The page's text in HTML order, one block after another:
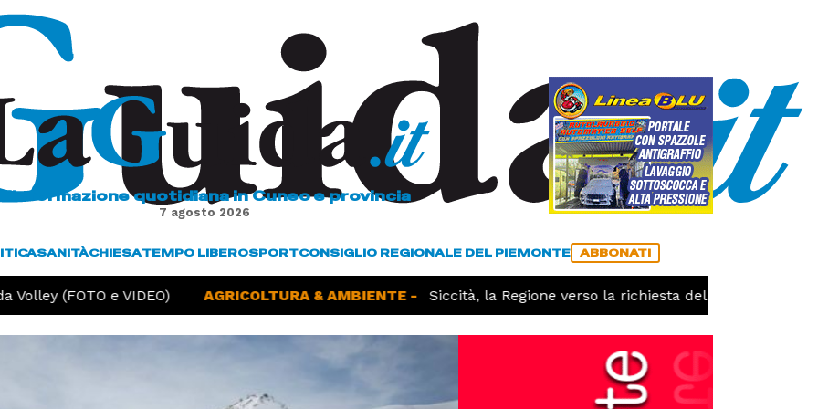
L'informazione quotidiana in Cuneo e provincia
7 agosto 2026
SANITÀCHIESATEMPO LIBEROSPORTCONSIGLIO REGIONALE DEL PIEMONTE ABBONATI
(FOTO e VIDEO) AGRICOLTURA & AMBIENTE - Siccità, la Regione verso la richiesta dello stato di